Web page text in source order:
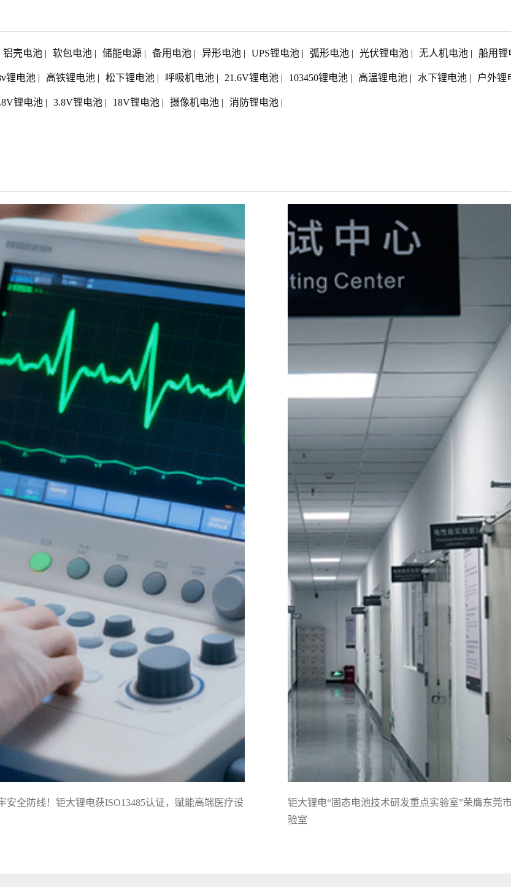
铝壳电池 | 软包电池 | 储能电源 | 备用电池 | 异形电池 | UPS锂电池 | 弧形电池 | 光伏锂电池 | 无人机电池 | 船用
锂电池 | 高铁锂电池 | 松下锂电池 | 呼吸机电池 | 21.6V锂电池 | 103450锂电池 | 高温锂电池 | 水下锂电池 | 户外锂
锂电池 | 3.8V锂电池 | 18V锂电池 | 摄像机电池 | 消防锂电池 |
安全防线！钜大锂电获ISO13485认证，赋能高端医疗设
钜大锂电“固态电池技术研发重点实验室”荣膺东莞
验室